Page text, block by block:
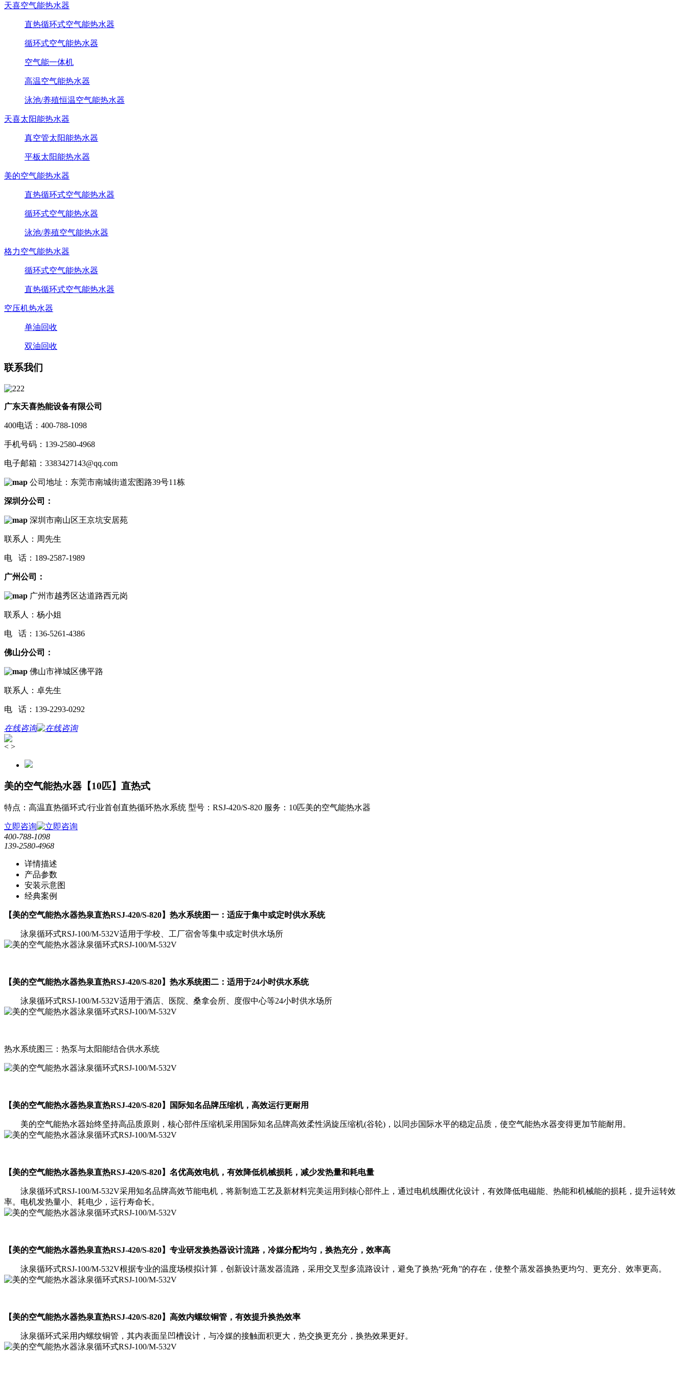
天喜空气能热水器
直热循环式空气能热水器
循环式空气能热水器
空气能一体机
高温空气能热水器
泳池/养殖恒温空气能热水器
天喜太阳能热水器
真空管太阳能热水器
平板太阳能热水器
美的空气能热水器
直热循环式空气能热水器
循环式空气能热水器
泳池/养殖空气能热水器
格力空气能热水器
循环式空气能热水器
直热循环式空气能热水器
空压机热水器
单油回收
双油回收
联系我们
广东天喜热能设备有限公司
400电话：400-788-1098
手机号码：139-2580-4968
电子邮箱：3383427143@qq.com
公司地址：东莞市南城街道宏图路39号11栋
深圳分公司：
深圳市南山区王京坑安居苑
联系人：周先生
电 话：189-2587-1989
广州公司：
广州市越秀区达道路西元岗
联系人：杨小姐
电 话：136-5261-4386
佛山分公司：
佛山市禅城区佛平路
联系人：卓先生
电 话：139-2293-0292
在线咨询
< >
美的空气能热水器【10匹】直热式
特点：高温直热循环式/行业首创直热循环热水系统 型号：RSJ-420/S-820 服务：10匹美的空气能热水器
立即咨询
400-788-1098
139-2580-4968
详情描述
产品参数
安装示意图
经典案例
【美的空气能热水器热泉直热RSJ-420/S-820】热水系统图一：适应于集中或定时供水系统
泳泉循环式RSJ-100/M-532V适用于学校、工厂宿舍等集中或定时供水场所
【美的空气能热水器热泉直热RSJ-420/S-820】热水系统图二：适用于24小时供水系统
泳泉循环式RSJ-100/M-532V适用于酒店、医院、桑拿会所、度假中心等24小时供水场所
热水系统图三：热泵与太阳能结合供水系统
【美的空气能热水器热泉直热RSJ-420/S-820】国际知名品牌压缩机，高效运行更耐用
美的空气能热水器始终坚持高品质原则，核心部件压缩机采用国际知名品牌高效柔性涡旋压缩机(谷轮)，以同步国际水平的稳定品质，使空气能热水器变得更加节能耐用。
【美的空气能热水器热泉直热RSJ-420/S-820】名优高效电机，有效降低机械损耗，减少发热量和耗电量
泳泉循环式RSJ-100/M-532V采用知名品牌高效节能电机，将新制造工艺及新材料完美运用到核心部件上，通过电机线圈优化设计，有效降低电磁能、热能和机械能的损耗，提升运转效
率。电机发热量小、耗电少，运行寿命长。
【美的空气能热水器热泉直热RSJ-420/S-820】专业研发换热器设计流路，冷媒分配均匀，换热充分，效率高
泳泉循环式RSJ-100/M-532V根据专业的温度场模拟计算，创新设计蒸发器流路，采用交叉型多流路设计，避免了换热“死角”的存在，使整个蒸发器换热更均匀、更充分、效率更高。
【美的空气能热水器热泉直热RSJ-420/S-820】高效内螺纹铜管，有效提升换热效率
泳泉循环式采用内螺纹铜管，其内表面呈凹槽设计，与冷媒的接触面积更大，热交换更充分，换热效果更好。